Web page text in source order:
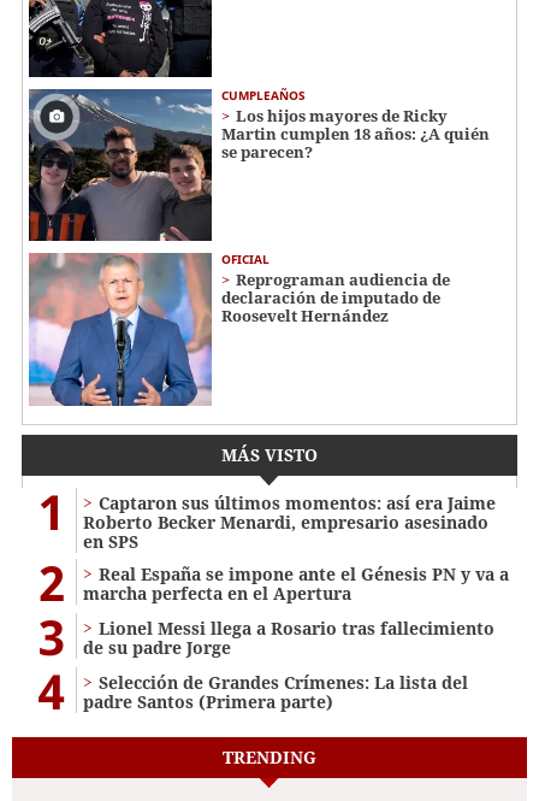
CUMPLEAÑOS
Los hijos mayores de Ricky
Martin cumplen 18 años: ¿A quién
se parecen?
OFICIAL
Reprograman audiencia de
declaración de imputado de
Roosevelt Hernández
MÁS VISTO
1
Captaron sus últimos momentos: así era Jaime
Roberto Becker Menardi​​​, empresario asesinado
en SPS
2
Real España se impone ante el Génesis PN y va a
marcha perfecta en el Apertura
3
Lionel Messi llega a Rosario tras fallecimiento
de su padre Jorge
4
Selección de Grandes Crímenes: La lista del
padre Santos (Primera parte)
TRENDING